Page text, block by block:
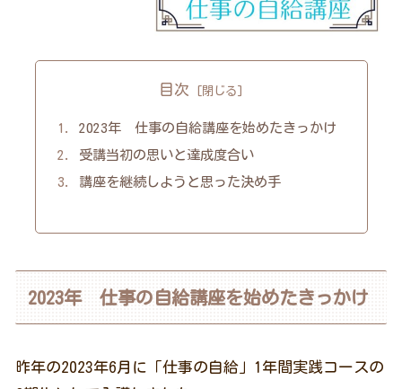
目次
2023年 仕事の自給講座を始めたきっかけ
受講当初の思いと達成度合い
講座を継続しようと思った決め手
2023年 仕事の自給講座を始めたきっかけ
昨年の2023年6月に「仕事の自給」1年間実践コースの